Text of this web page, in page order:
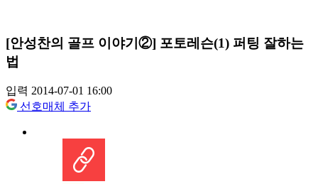
[안성찬의 골프 이야기②] 포토레슨(1) 퍼팅 잘하는
법
입력 2014-07-01 16:00
선호매체 추가